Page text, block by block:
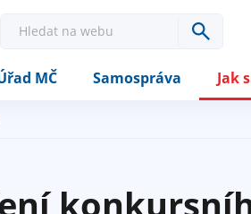
a
MČ Samospráva Jak